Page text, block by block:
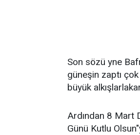
Son sözü yne
güneşin zaptı
büyük
Ardından 8 Mart
Günü Kutlu